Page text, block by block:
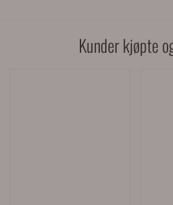
Kunder kjøpte